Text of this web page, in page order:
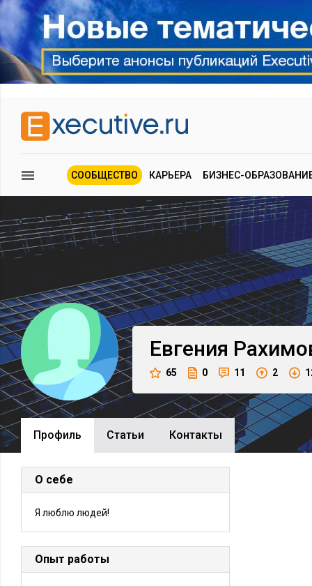
СООБЩЕСТВО КАРЬЕРА БИЗНЕС-
Евгения
65 0 11 2
Профиль Cтатьи Контакты
О себе
Я люблю людей!
Опыт работы